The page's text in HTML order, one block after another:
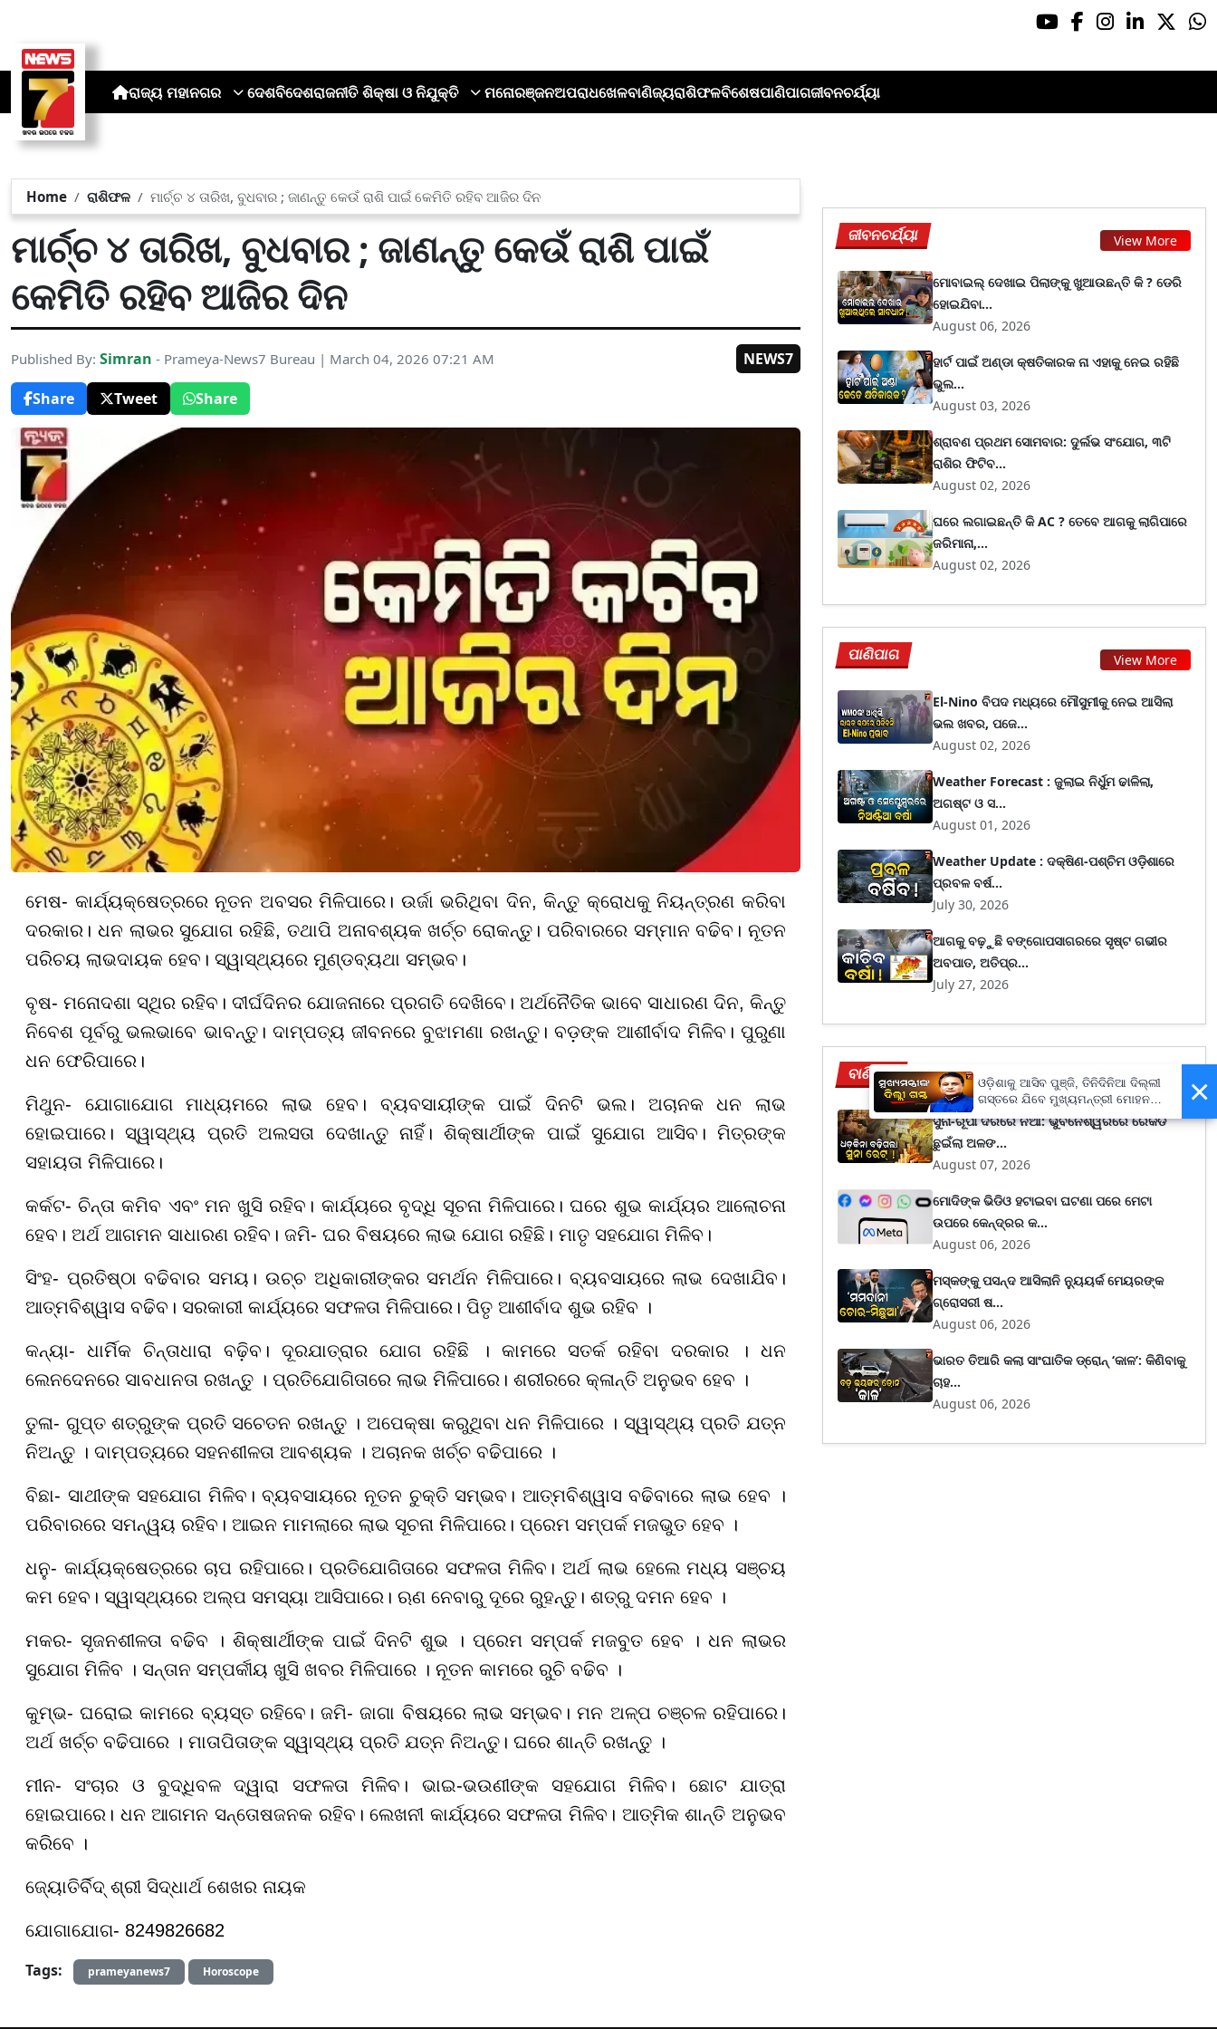
ରାଜ୍ୟ ମହାନଗର ଦେଶବିଦେଶରାଜନୀତି ଶିକ୍ଷା ଓ ନିଯୁକ୍ତି ମନୋରଞ୍ଜନଅପରାଧଖେଳବାଣିଜ୍ୟରାଶିଫଳବିଶେଷପାଣିପାଗଜୀବନଚର୍ଯ୍ୟା
Home ରାଶିଫଳ ମାର୍ଚ୍ଚ ୪ ତାରିଖ, ବୁଧବାର ; ଜାଣନ୍ତୁ କେଉଁ ରାଶି ପାଇଁ କେମିତି ରହିବ ଆଜିର ଦିନ
ମାର୍ଚ୍ଚ ୪ ତାରିଖ, ବୁଧବାର ; ଜାଣନ୍ତୁ କେଉଁ ରାଶି ପାଇଁ
କେମିତି ରହିବ ଆଜିର ଦିନ
Published By: Simran - Prameya-News7 Bureau | March 04, 2026 07:21 AM
NEWS7
Share
Tweet Share
ମେଷ- କାର୍ଯ୍ୟକ୍ଷେତ୍ରରେ ନୂତନ ଅବସର ମିଳିପାରେ। ଉର୍ଜା ଭରିଥିବା ଦିନ, କିନ୍ତୁ କ୍ରୋଧକୁ ନିୟନ୍ତ୍ରଣ କରିବା
ଦରକାର। ଧନ ଲାଭର ସୁଯୋଗ ରହିଛି, ତଥାପି ଅନାବଶ୍ୟକ ଖର୍ଚ୍ଚ ରୋକନ୍ତୁ। ପରିବାରରେ ସମ୍ମାନ ବଢିବ। ନୂତନ
ପରିଚୟ ଲାଭଦାୟକ ହେବ। ସ୍ୱାସ୍ଥ୍ୟରେ ମୁଣ୍ଡବ୍ୟଥା ସମ୍ଭବ।
ବୃଷ- ମନୋଦଶା ସ୍ଥିର ରହିବ। ଦୀର୍ଘଦିନର ଯୋଜନାରେ ପ୍ରଗତି ଦେଖିବେ। ଅର୍ଥନୈତିକ ଭାବେ ସାଧାରଣ ଦିନ, କିନ୍ତୁ
ନିବେଶ ପୂର୍ବରୁ ଭଲଭାବେ ଭାବନ୍ତୁ। ଦାମ୍ପତ୍ୟ ଜୀବନରେ ବୁଝାମଣା ରଖନ୍ତୁ। ବଡ଼ଙ୍କ ଆଶୀର୍ବାଦ ମିଳିବ। ପୁରୁଣା
ଧନ ଫେରିପାରେ।
ମିଥୁନ- ଯୋଗାଯୋଗ ମାଧ୍ୟମରେ ଲାଭ ହେବ। ବ୍ୟବସାୟୀଙ୍କ ପାଇଁ ଦିନଟି ଭଲ। ଅଚାନକ ଧନ ଲାଭ
ହୋଇପାରେ। ସ୍ୱାସ୍ଥ୍ୟ ପ୍ରତି ଅଲସତା ଦେଖାନ୍ତୁ ନାହିଁ। ଶିକ୍ଷାର୍ଥୀଙ୍କ ପାଇଁ ସୁଯୋଗ ଆସିବ। ମିତ୍ରଙ୍କ
ସହାୟତା ମିଳିପାରେ।
କର୍କଟ- ଚିନ୍ତା କମିବ ଏବଂ ମନ ଖୁସି ରହିବ। କାର୍ଯ୍ୟରେ ବୃଦ୍ଧି ସୂଚନା ମିଳିପାରେ। ଘରେ ଶୁଭ କାର୍ଯ୍ୟର ଆଲୋଚନା
ହେବ। ଅର୍ଥ ଆଗମନ ସାଧାରଣ ରହିବ। ଜମି- ଘର ବିଷୟରେ ଲାଭ ଯୋଗ ରହିଛି। ମାତୃ ସହଯୋଗ ମିଳିବ।
ସିଂହ- ପ୍ରତିଷ୍ଠା ବଢିବାର ସମୟ। ଉଚ୍ଚ ଅଧିକାରୀଙ୍କର ସମର୍ଥନ ମିଳିପାରେ। ବ୍ୟବସାୟରେ ଲାଭ ଦେଖାଯିବ।
ଆତ୍ମବିଶ୍ୱାସ ବଢିବ। ସରକାରୀ କାର୍ଯ୍ୟରେ ସଫଳତା ମିଳିପାରେ। ପିତୃ ଆଶୀର୍ବାଦ ଶୁଭ ରହିବ ।
କନ୍ୟା- ଧାର୍ମିକ ଚିନ୍ତାଧାରା ବଢ଼ିବ। ଦୂରଯାତ୍ରାର ଯୋଗ ରହିଛି । କାମରେ ସତର୍କ ରହିବା ଦରକାର । ଧନ
ଲେନଦେନରେ ସାବଧାନତା ରଖନ୍ତୁ । ପ୍ରତିଯୋଗିତାରେ ଲାଭ ମିଳିପାରେ। ଶରୀରରେ କ୍ଳାନ୍ତି ଅନୁଭବ ହେବ ।
ତୁଳା- ଗୁପ୍ତ ଶତ୍ରୁଙ୍କ ପ୍ରତି ସଚେତନ ରଖନ୍ତୁ । ଅପେକ୍ଷା କରୁଥିବା ଧନ ମିଳିପାରେ । ସ୍ୱାସ୍ଥ୍ୟ ପ୍ରତି ଯତ୍ନ
ନିଅନ୍ତୁ । ଦାମ୍ପତ୍ୟରେ ସହନଶୀଳତା ଆବଶ୍ୟକ । ଅଚାନକ ଖର୍ଚ୍ଚ ବଢିପାରେ ।
ବିଛା- ସାଥୀଙ୍କ ସହଯୋଗ ମିଳିବ। ବ୍ୟବସାୟରେ ନୂତନ ଚୁକ୍ତି ସମ୍ଭବ। ଆତ୍ମବିଶ୍ୱାସ ବଢିବାରେ ଲାଭ ହେବ ।
ପରିବାରରେ ସମନ୍ୱୟ ରହିବ। ଆଇନ ମାମଲାରେ ଲାଭ ସୂଚନା ମିଳିପାରେ। ପ୍ରେମ ସମ୍ପର୍କ ମଜଭୁତ ହେବ ।
ଧନୁ- କାର୍ଯ୍ୟକ୍ଷେତ୍ରରେ ଚାପ ରହିପାରେ। ପ୍ରତିଯୋଗିତାରେ ସଫଳତା ମିଳିବ। ଅର୍ଥ ଲାଭ ହେଲେ ମଧ୍ୟ ସଞ୍ଚୟ
କମ ହେବ। ସ୍ୱାସ୍ଥ୍ୟରେ ଅଲ୍ପ ସମସ୍ୟା ଆସିପାରେ। ଋଣ ନେବାରୁ ଦୂରେ ରୁହନ୍ତୁ। ଶତ୍ରୁ ଦମନ ହେବ ।
ମକର- ସୃଜନଶୀଳତା ବଢିବ । ଶିକ୍ଷାର୍ଥୀଙ୍କ ପାଇଁ ଦିନଟି ଶୁଭ । ପ୍ରେମ ସମ୍ପର୍କ ମଜବୁତ ହେବ । ଧନ ଲାଭର
ସୁଯୋଗ ମିଳିବ । ସନ୍ତାନ ସମ୍ପର୍କୀୟ ଖୁସି ଖବର ମିଳିପାରେ । ନୂତନ କାମରେ ରୁଚି ବଢିବ ।
କୁମ୍ଭ- ଘରୋଇ କାମରେ ବ୍ୟସ୍ତ ରହିବେ। ଜମି- ଜାଗା ବିଷୟରେ ଲାଭ ସମ୍ଭବ। ମନ ଅଳ୍ପ ଚଞ୍ଚଳ ରହିପାରେ।
ଅର୍ଥ ଖର୍ଚ୍ଚ ବଢିପାରେ । ମାତାପିତାଙ୍କ ସ୍ୱାସ୍ଥ୍ୟ ପ୍ରତି ଯତ୍ନ ନିଅନ୍ତୁ। ଘରେ ଶାନ୍ତି ରଖନ୍ତୁ ।
ମୀନ- ସଂଚାର ଓ ବୁଦ୍ଧିବଳ ଦ୍ୱାରା ସଫଳତା ମିଳିବ। ଭାଇ-ଭଉଣୀଙ୍କ ସହଯୋଗ ମିଳିବ। ଛୋଟ ଯାତ୍ରା
ହୋଇପାରେ। ଧନ ଆଗମନ ସନ୍ତୋଷଜନକ ରହିବ। ଲେଖନୀ କାର୍ଯ୍ୟରେ ସଫଳତା ମିଳିବ। ଆତ୍ମିକ ଶାନ୍ତି ଅନୁଭବ
କରିବେ ।
ଜ୍ୟୋତିର୍ବିଦ୍ ଶ୍ରୀ ସିଦ୍ଧାର୍ଥ ଶେଖର ନାୟକ
ଯୋଗାଯୋଗ- 8249826682
Tags:
prameyanews7 Horoscope
ଜୀବନଚର୍ଯ୍ୟା View More
ମୋବାଇଲ୍ ଦେଖାଇ ପିଲାଙ୍କୁ ଖୁଆଉଛନ୍ତି କି ? ଡେରି
ହୋଇଯିବା...
August 06, 2026
ହାର୍ଟ ପାଇଁ ଅଣ୍ଡା କ୍ଷତିକାରକ ନା ଏହାକୁ ନେଇ ରହିଛି
ଭୁଲ...
August 03, 2026
ଶ୍ରାବଣ ପ୍ରଥମ ସୋମବାର: ଦୁର୍ଲଭ ସଂଯୋଗ, ୩ଟି
ରାଶିର ଫିଟିବ...
August 02, 2026
ଘରେ ଲଗାଇଛନ୍ତି କି AC ? ତେବେ ଆଗକୁ ଲାଗିପାରେ
ଜରିମାନା,...
August 02, 2026
ପାଣିପାଗ View More
El-Nino ବିପଦ ମଧ୍ୟରେ ମୌସୁମୀକୁ ନେଇ ଆସିଲା
ଭଲ ଖବର, ପଜେ...
August 02, 2026
Weather Forecast : ଜୁଲାଇ ନିର୍ଧୁମ ଢାଳିଲା,
ଅଗଷ୍ଟ ଓ ସ...
August 01, 2026
Weather Update : ଦକ୍ଷିଣ-ପଶ୍ଚିମ ଓଡ଼ିଶାରେ
ପ୍ରବଳ ବର୍ଷ...
July 30, 2026
ଆଗକୁ ବଢ଼ୁଛି ବଙ୍ଗୋପସାଗରରେ ସୃଷ୍ଟ ଗଭୀର
ଅବପାତ, ଅତିପ୍ର...
July 27, 2026
ବାଣିଜ୍ୟ View More
ସୁନା-ରୂପା ଦରରେ ନିଆଁ: ଭୁବନେଶ୍ୱରରେ ରେକର୍ଡ
ଛୁଇଁଲା ଅଳଙ...
August 07, 2026
ମୋଦିଙ୍କ ଭିଡିଓ ହଟାଇବା ଘଟଣା ପରେ ମେଟା
ଉପରେ କେନ୍ଦ୍ରର କ...
August 06, 2026
ମସ୍କଙ୍କୁ ପସନ୍ଦ ଆସିଲାନି ନ୍ୟୁୟର୍କ ମେୟରଙ୍କ
ଗ୍ରୋସରୀ ଷ...
August 06, 2026
ଭାରତ ତିଆରି କଲା ସାଂଘାତିକ ଡ୍ରୋନ୍ ‘କାଳ’: କିଣିବାକୁ
ଚାହ...
August 06, 2026
×
ଓଡ଼ିଶାକୁ ଆସିବ ପୁଞ୍ଜି, ତିନିଦିନିଆ ଦିଲ୍ଲୀ
ଗସ୍ତରେ ଯିବେ ମୁଖ୍ୟମନ୍ତ୍ରୀ ମୋହନ
ମାଝୀ